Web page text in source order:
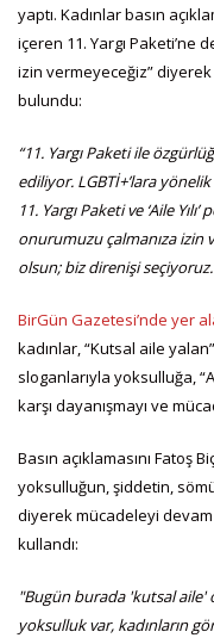
yaptı. Kadınlar basın
içeren 11. Yargı Paketi’ne
izin vermeyeceğiz”
bulundu:
“11. Yargı Paketi ile
ediliyor. LGBTİ+’lara
11. Yargı Paketi ve ‘Aile
onurumuzu çalmanıza izin
olsun; biz direnişi
BirGün Gazetesi’nde yer
kadınlar, “Kutsal aile
sloganlarıyla yoksulluğa,
karşı dayanışmayı ve
Basın açıklamasını Fatoş
yoksulluğun, şiddetin,
diyerek mücadeleyi
kullandı:
"Bugün burada 'kutsal aile'
yoksulluk var, kadınların